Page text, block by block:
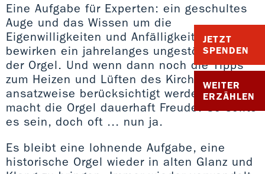
JETZT
SPENDEN
WEITER
ERZÄHLEN
Eine Aufgabe für Experten: ein geschultes
Auge und das Wissen um die
Eigenwilligkeiten und Anfälligkeiten
bewirken ein jahrelanges ungestörtes Spiel
der Orgel. Und wenn dann noch die Tipps
zum Heizen und Lüften des Kirchraums
ansatzweise berücksichtigt werden, dann
macht die Orgel dauerhaft Freude. So sollte
es sein, doch oft ... nun ja.
Es bleibt eine lohnende Aufgabe, eine
historische Orgel wieder in alten Glanz und